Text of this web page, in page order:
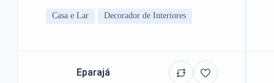
Casa e Lar Decorador de Interiores
Eparajá